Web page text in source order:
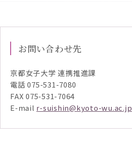
お問い合わせ先
京都女子大学 連携推進課
電話 075-531-7080
FAX 075-531-7064
E-mail r-suishin@kyoto-wu.ac.jp